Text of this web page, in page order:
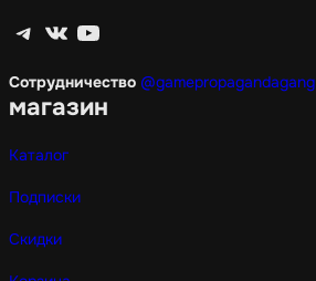
Telegram ВКонтакте YouTube
Сотрудничество @gamepropagandagang
магазин
Каталог
Подписки
Скидки